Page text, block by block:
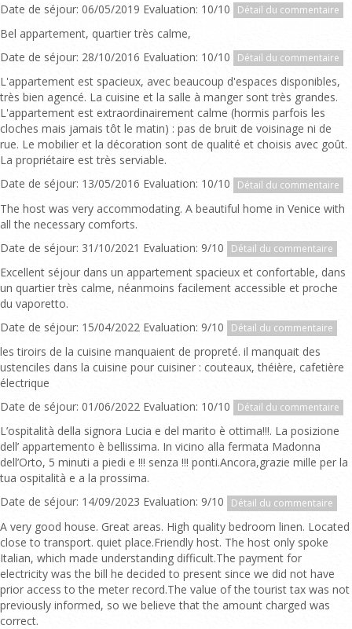
Date de séjour: 06/05/2019 Evaluation: 10/10
Détail du commentaire
Bel appartement, quartier très calme,
Date de séjour: 28/10/2016 Evaluation: 10/10
Détail du commentaire
L'appartement est spacieux, avec beaucoup d'espaces disponibles,
très bien agencé. La cuisine et la salle à manger sont très grandes.
L'appartement est extraordinairement calme (hormis parfois les
cloches mais jamais tôt le matin) : pas de bruit de voisinage ni de
rue. Le mobilier et la décoration sont de qualité et choisis avec goût.
La propriétaire est très serviable.
Date de séjour: 13/05/2016 Evaluation: 10/10
Détail du commentaire
The host was very accommodating. A beautiful home in Venice with
all the necessary comforts.
Date de séjour: 31/10/2021 Evaluation: 9/10
Détail du commentaire
Excellent séjour dans un appartement spacieux et confortable, dans
un quartier très calme, néanmoins facilement accessible et proche
du vaporetto.
Date de séjour: 15/04/2022 Evaluation: 9/10
Détail du commentaire
les tiroirs de la cuisine manquaient de propreté. il manquait des
ustenciles dans la cuisine pour cuisiner : couteaux, théière, cafetière
électrique
Date de séjour: 01/06/2022 Evaluation: 10/10
Détail du commentaire
L’ospitalità della signora Lucia e del marito è ottima!!!. La posizione
dell’ appartemento è bellissima. In vicino alla fermata Madonna
dell’Orto, 5 minuti a piedi e !!! senza !!! ponti.Ancora,grazie mille per la
tua ospitalità e a la prossima.
Date de séjour: 14/09/2023 Evaluation: 9/10
Détail du commentaire
A very good house. Great areas. High quality bedroom linen. Located
close to transport. quiet place.Friendly host. The host only spoke
Italian, which made understanding difficult.The payment for
electricity was the bill he decided to present since we did not have
prior access to the meter record.The value of the tourist tax was not
previously informed, so we believe that the amount charged was
correct.